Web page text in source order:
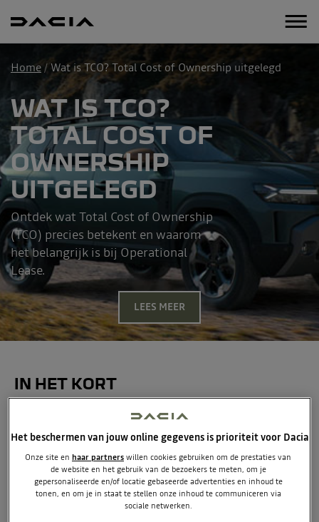
Home Wat is TCO? Total Cost of Ownership uitgelegd
WAT IS TCO?
TOTAL COST OF
OWNERSHIP
UITGELEGD
Ontdek wat Total Cost of Ownership
(TCO) precies betekent en waarom
het belangrijk is bij Operational
Lease.
LEES MEER
IN HET KORT
kosten van een auto over de looptijd.
Dacia Operational Lease bundelt veel kosten in één vast
maandbedrag.
TCO = leaseprijs + brandstof/laden + belasting +
Het beschermen van jouw online gegevens is prioriteit voor Dacia
Onze site en haar partners willen cookies gebruiken om de prestaties van
de website en het gebruik van de bezoekers te meten, om je
gepersonaliseerde en/of locatie gebaseerde advertenties en inhoud te
tonen, en om je in staat te stellen onze inhoud te communiceren via
sociale netwerken.